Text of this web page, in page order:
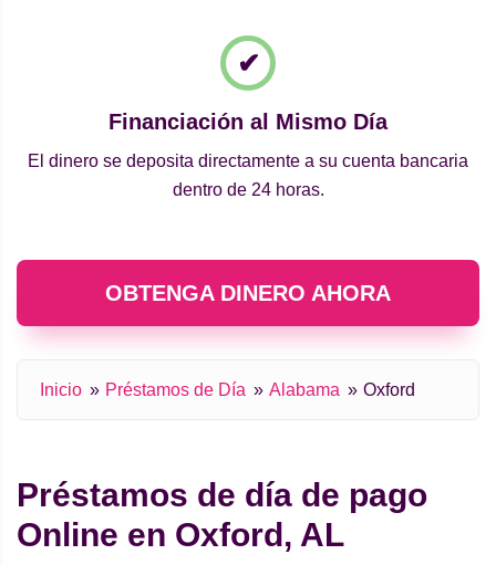
Financiación al Mismo Día
El dinero se deposita directamente a su cuenta bancaria
dentro de 24 horas.
OBTENGA DINERO AHORA
Inicio Préstamos de Día Alabama Oxford
Préstamos de día de pago
Online en Oxford, AL